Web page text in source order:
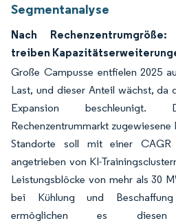
Segmentanalyse
Nach Rechenzentrumgröße:
treiben
Große Campusse entfielen 2025
Last, und dieser Anteil wächst, da
Expansion
Rechenzentrummarkt
Standorte soll mit einer
angetrieben von KI-
Leistungsblöcke von mehr als 30
bei Kühlung und Beschaffung
ermöglichen es